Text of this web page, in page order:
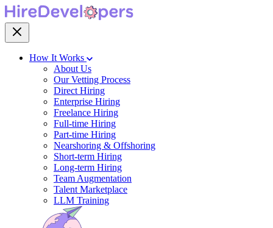
How It Works
About Us
Our Vetting Process
Direct Hiring
Enterprise Hiring
Freelance Hiring
Full-time Hiring
Part-time Hiring
Nearshoring & Offshoring
Short-term Hiring
Long-term Hiring
Team Augmentation
Talent Marketplace
LLM Training